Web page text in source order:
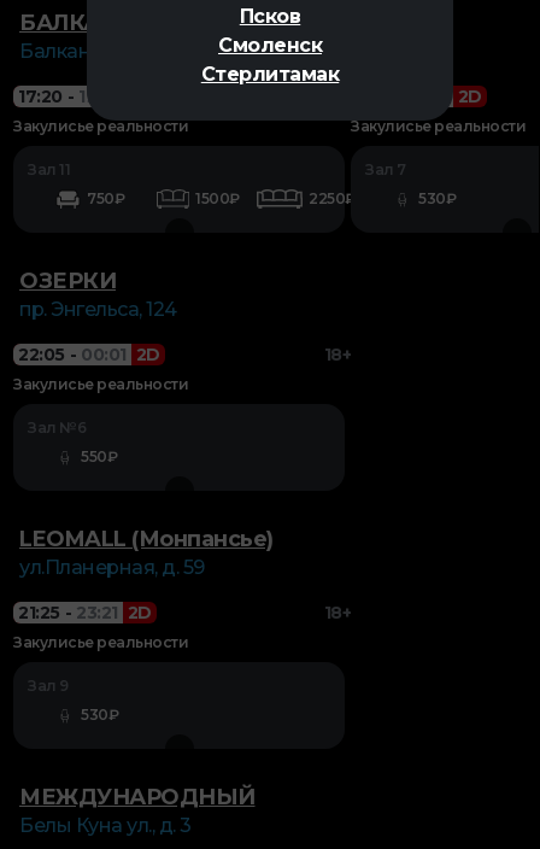
Псков
Смоленск
Стерлитамак
БАЛКАНИЯ NOVA-2
Балканская пл.,5
17:20 - 19:16
Закулисье реальности
Зал 11
750₽
1500₽ 2250₽
2D
Закулисье реальности
Зал 7
530₽
ОЗЕРКИ
пр. Энгельса, 124
22:05 - 00:01 2D 18+
Закулисье реальности
Зал №6
550₽
LEOMALL (Монпансье)
ул.Планерная, д. 59
21:25 - 23:21 2D 18+
Закулисье реальности
Зал 9
530₽
МЕЖДУНАРОДНЫЙ
Белы Куна ул., д. 3